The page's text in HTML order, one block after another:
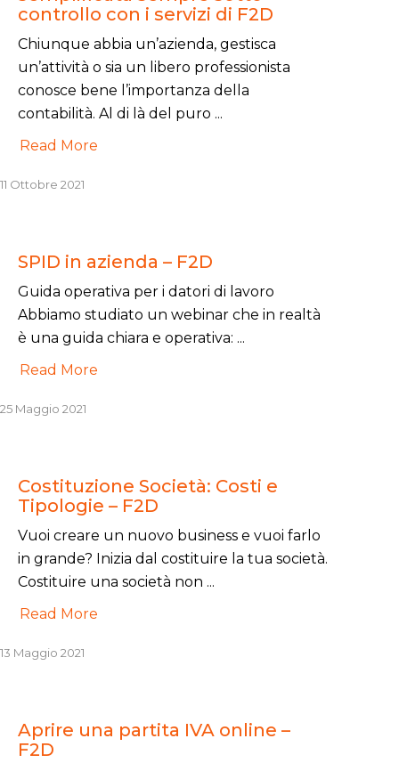
controllo con i servizi di F2D
Chiunque abbia un’azienda, gestisca
un’attività o sia un libero professionista
conosce bene l’importanza della
contabilità. Al di là del puro ...
Read More
11 Ottobre 2021
SPID in azienda – F2D
Guida operativa per i datori di lavoro
Abbiamo studiato un webinar che in realtà
è una guida chiara e operativa: ...
Read More
25 Maggio 2021
Costituzione Società: Costi e
Tipologie – F2D
Vuoi creare un nuovo business e vuoi farlo
in grande? Inizia dal costituire la tua società.
Costituire una società non ...
Read More
13 Maggio 2021
Aprire una partita IVA online –
F2D